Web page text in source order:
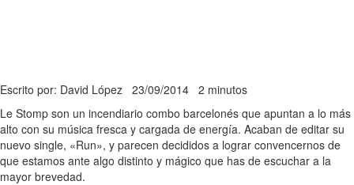
Escrito por: David López 23/09/2014 2 minutos
Le Stomp son un incendiario combo barcelonés que apuntan a lo más
alto con su música fresca y cargada de energía. Acaban de editar su
nuevo single, «Run», y parecen decididos a lograr convencernos de
que estamos ante algo distinto y mágico que has de escuchar a la
mayor brevedad.